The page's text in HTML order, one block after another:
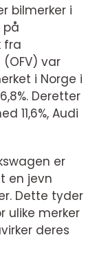
bilmerker i
på
fra
var
i Norge i
Deretter
11,6%, Audi
er
en jevn
Dette tyder
ulike merker
deres